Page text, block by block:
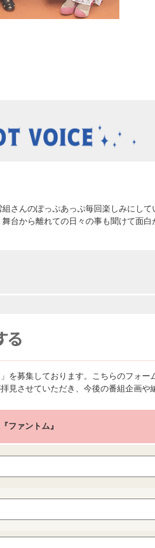
さんのぽっぷあっぷ毎回楽しみにし
台から離れての日々の事も聞けて面白
を募集しております。こちらのフォ
させていただき、今後の番組企画や
ァントム』